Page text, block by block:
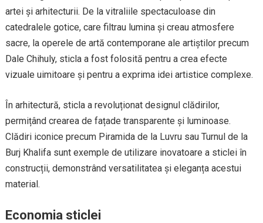
artei și arhitecturii. De la vitraliile spectaculoase din
catedralele gotice, care filtrau lumina și creau atmosfere
sacre, la operele de artă contemporane ale artiștilor precum
Dale Chihuly, sticla a fost folosită pentru a crea efecte
vizuale uimitoare și pentru a exprima idei artistice complexe.
În arhitectură, sticla a revoluționat designul clădirilor,
permițând crearea de fațade transparente și luminoase.
Clădiri iconice precum Piramida de la Luvru sau Turnul de la
Burj Khalifa sunt exemple de utilizare inovatoare a sticlei în
construcții, demonstrând versatilitatea și eleganța acestui
material.
Economia sticlei